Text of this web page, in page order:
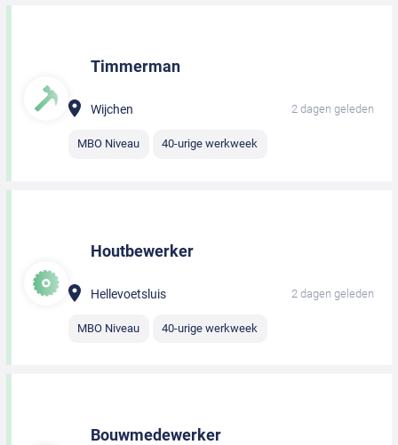
Timmerman
Wijchen 2 dagen geleden
MBO Niveau 40-urige werkweek
Houtbewerker
Hellevoetsluis 2 dagen geleden
MBO Niveau 40-urige werkweek
Bouwmedewerker